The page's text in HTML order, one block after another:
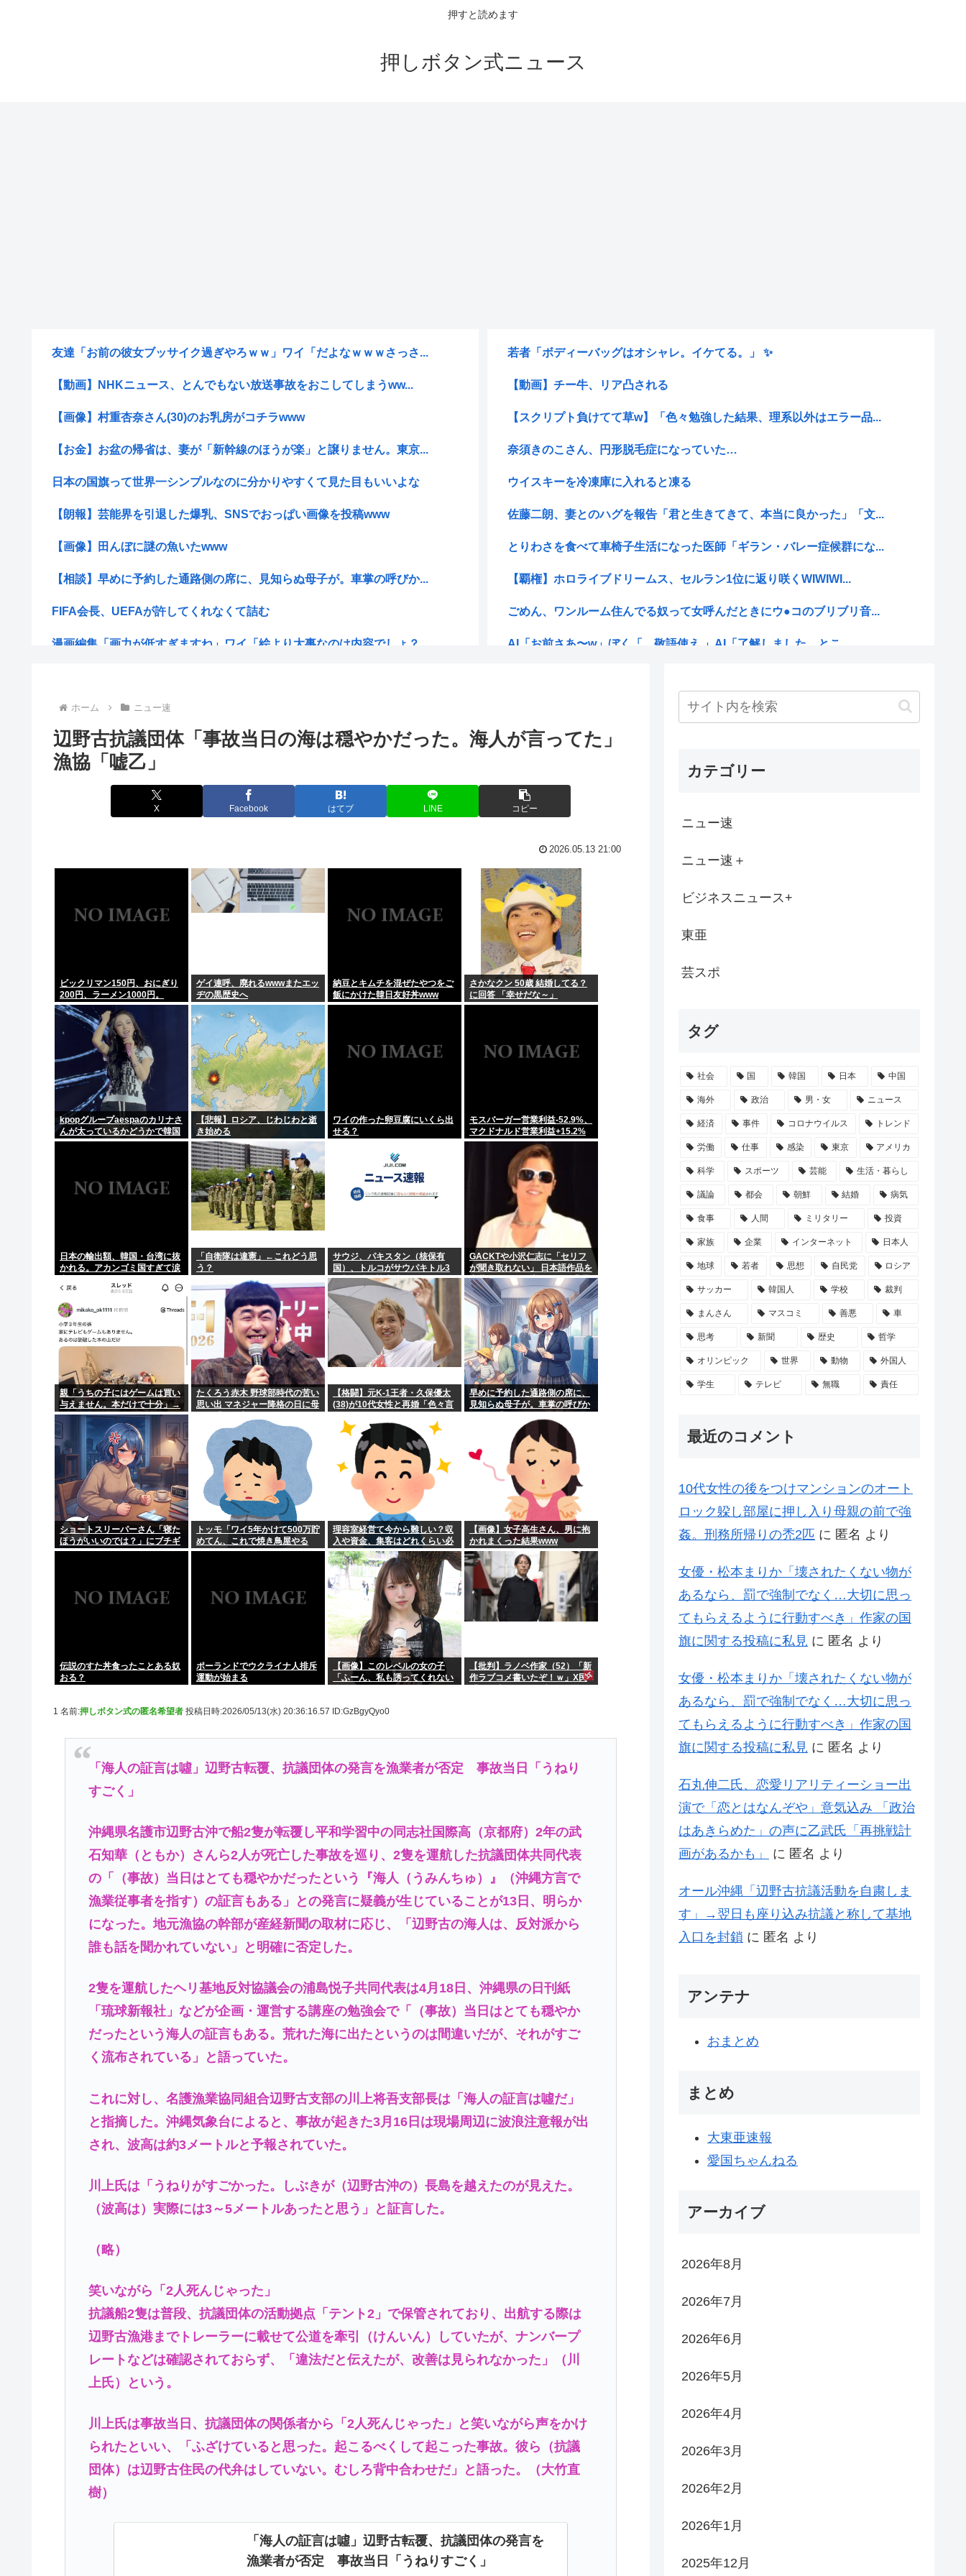
押すと読めます
押しボタン式ニュース
友達「お前の彼女ブッサイク過ぎやろｗｗ」ワイ「だよなｗｗｗさっさ...
【動画】NHKニュース、とんでもない放送事故をおこしてしまうww...
【画像】村重杏奈さん(30)のお乳房がコチラwww
【お金】お盆の帰省は、妻が「新幹線のほうが楽」と譲りません。東京...
日本の国旗って世界一シンプルなのに分かりやすくて見た目もいいよな
【朗報】芸能界を引退した爆乳、SNSでおっぱい画像を投稿www
【画像】田んぼに謎の魚いたwww
【相談】早めに予約した通路側の席に、見知らぬ母子が。車掌の呼びか...
FIFA会長、UEFAが許してくれなくて詰む
漫画編集「画力が低すぎますね」ワイ「絵より大事なのは内容でしょ？...
高市首相のあいさつはコピペ率85%…「広島への思い」石破前首相・...
【マムダニ派】米民主党予備選、ミシガン州で急進左派のイスラム教徒...
【三重県警】小学校講師の男を逮捕 18歳未満女児のわいせつ画像デ...
【朗報】転売ヤー死亡！国交省が土地取得規制強化へwww
6月の消費支出-3.3%で7か月連続マイナス 総務省「貯蓄に回っ...
中国人「中国アニメはすでに日本アニメを超えたのではないか」
戦後80年日本の老害「我々は被爆者！」←80年も健康被害何もなき...
【静岡市】「息子が痴漢された」住宅街の路上で帰宅途中の男子小学生...
ホロライブ「さくらみこ」ペンラ振る動作で体調崩す？ホロドリで画面...
【衝撃】エース級財務官僚が異例人事、ワイらが想像する以上に闇深そ...
若者「ボディーバッグはオシャレ。イケてる。」 ✨
【動画】チー牛、リア凸される
【スクリプト負けてて草w】「色々勉強した結果、理系以外はエラー品...
奈須きのこさん、円形脱毛症になっていた…
ウイスキーを冷凍庫に入れると凍る
佐藤二朗、妻とのハグを報告「君と生きてきて、本当に良かった」「文...
とりわさを食べて車椅子生活になった医師「ギラン・バレー症候群にな...
【覇権】ホロライブドリームス、セルラン1位に返り咲くWIWIWI...
ごめん、ワンルーム住んでる奴って女呼んだときにウ●コのブリブリ音...
AI「お前さあ〜w」ぼく「…敬語使え 」AI「了解しました。とこ...
交通系カードで改札通って改札内のショップ利用してまた改札出ようと...
松本人志が企画・プロデュース「ドキュメンタル」が米国で初制作決定...
佐藤二朗（さとじろ）、完全勝利www
ワイ、金無し、女無し、髪無し、身長無し、知能無し、友達無し、若さ...
なぜ、「日常系アニメ」は廃れたのか？
【ジャップ】女優の広瀬すず「私、麺と納豆が全然許せない。私、麺と...
100歩譲って「下着姿」ならまだわかるけど、「スカートを下から盗...
(´・ω・`)ほいほい村のお盆だほい
子供「ママー、誕生日までに隠し部屋作って」母親「わかった」
愛国者、値下げしない弁当屋にブチギレ
上野恩賜公園 ケンモメンは読めるの？
ホーム ニュー速
辺野古抗議団体「事故当日の海は穏やかだった。海人が言ってた」
漁協「嘘乙」
X Facebook はてブ LINE コピー
2026.05.13 21:00
ビックリマン150円、おにぎり
200円、ラーメン1000円。
ゲイ連呼、廃れるwwwまたエッ
ヂの黒歴史へ
納豆とキムチを混ぜたやつをご
飯にかけた韓日友好丼www
さかなクン 50歳 結婚してる？
に回答 「幸せだな～」
kpopグループaespaのカリナさ
んが太っているかどうかで韓国
SNSが大論争に…！！！
【悲報】ロシア、じわじわと逝
き始める
ワイの作った卵豆腐にいくら出
せる？
モスバーガー営業利益-52.9%、
マクドナルド営業利益+15.2%
日本の輸出額、韓国・台湾に抜
かれる。アカンゴミ国すぎて涙
「自衛隊は違憲」←これどう思
う？
サウジ、パキスタン（核保有
国）、トルコがサウパキトル3
国相互防衛協定締結
GACKTや小沢仁志に「セリフ
が聞き取れない」 日本語作品を
字幕で見る人が増えている背景
親「うちの子にはゲームは買い
与えません。本だけで十分」→
結果
たくろう赤木 野球部時代の苦い
思い出 マネジャー降格の日に母
【格闘】元K-1王者・久保優太
(38)が10代女性と再婚「色々言
早めに予約した通路側の席に、
見知らぬ母子が。車掌の呼びか
居座られました。無理やり奪わ
れた席は、結局“やったもん勝
ち”になっ...
ショートスリーパーさん「寝た
ほうがいいのでは？」にブチギ
レ
トッモ「ワイ5年かけて500万貯
めてん、これで焼き鳥屋やる
わ」
理容室経営て今から難しい？収
入や資金、集客はどれくらい必
要？？
【画像】女子高生さん、男に抱
かれまくった結果www
伝説のすた丼食ったことある奴
おる？
ポーランドでウクライナ人排斥
運動が始まる
【画像】このレベルの女の子
「ふーん、私も誘ってくれない
【批判】ラノベ作家（52）「新
作ラブコメ書いたぞ！ｗ」X民
1 名前:押しボタン式の匿名希望者 投稿日時:2026/05/13(水) 20:36:16.57 ID:GzBgyQyo0
「海人の証言は噓」辺野古転覆、抗議団体の発言を漁業者が否定 事故当日「うねり
すごく」
沖縄県名護市辺野古沖で船2隻が転覆し平和学習中の同志社国際高（京都府）2年の武
石知華（ともか）さんら2人が死亡した事故を巡り、2隻を運航した抗議団体共同代表
の「（事故）当日はとても穏やかだったという『海人（うみんちゅ）』（沖縄方言で
漁業従事者を指す）の証言もある」との発言に疑義が生じていることが13日、明らか
になった。地元漁協の幹部が産経新聞の取材に応じ、「辺野古の海人は、反対派から
誰も話を聞かれていない」と明確に否定した。
2隻を運航したヘリ基地反対協議会の浦島悦子共同代表は4月18日、沖縄県の日刊紙
「琉球新報社」などが企画・運営する講座の勉強会で「（事故）当日はとても穏やか
だったという海人の証言もある。荒れた海に出たというのは間違いだが、それがすご
く流布されている」と語っていた。
これに対し、名護漁業協同組合辺野古支部の川上将吾支部長は「海人の証言は噓だ」
と指摘した。沖縄気象台によると、事故が起きた3月16日は現場周辺に波浪注意報が出
され、波高は約3メートルと予報されていた。
川上氏は「うねりがすごかった。しぶきが（辺野古沖の）長島を越えたのが見えた。
（波高は）実際には3～5メートルあったと思う」と証言した。
（略）
笑いながら「2人死んじゃった」
抗議船2隻は普段、抗議団体の活動拠点「テント2」で保管されており、出航する際は
辺野古漁港までトレーラーに載せて公道を牽引（けんいん）していたが、ナンバープ
レートなどは確認されておらず、「違法だと伝えたが、改善は見られなかった」（川
上氏）という。
川上氏は事故当日、抗議団体の関係者から「2人死んじゃった」と笑いながら声をかけ
られたといい、「ふざけていると思った。起こるべくして起こった事故。彼ら（抗議
団体）は辺野古住民の代弁はしていない。むしろ背中合わせだ」と語った。（大竹直
樹）
「海人の証言は噓」辺野古転覆、抗議団体の発言を
漁業者が否定 事故当日「うねりすごく」
カテゴリー
ニュー速
ニュー速＋
ビジネスニュース+
東亜
芸スポ
タグ
社会 国 韓国 日本 中国
海外 政治 男・女 ニュース
経済 事件 コロナウイルス トレンド
労働 仕事 感染 東京 アメリカ
科学 スポーツ 芸能 生活・暮らし
議論 都会 朝鮮 結婚 病気
食事 人間 ミリタリー 投資
家族 企業 インターネット 日本人
地球 若者 思想 自民党 ロシア
サッカー 韓国人 学校 裁判
まんさん マスコミ 善悪 車
思考 新聞 歴史 哲学
オリンピック 世界 動物 外国人
学生 テレビ 無職 責任
最近のコメント
10代女性の後をつけマンションのオート
ロック躱し部屋に押し入り母親の前で強
姦。刑務所帰りの禿2匹 に 匿名 より
女優・松本まりか「壊されたくない物が
あるなら、罰で強制でなく…大切に思っ
てもらえるように行動すべき」作家の国
旗に関する投稿に私見 に 匿名 より
女優・松本まりか「壊されたくない物が
あるなら、罰で強制でなく…大切に思っ
てもらえるように行動すべき」作家の国
旗に関する投稿に私見 に 匿名 より
石丸伸二氏、恋愛リアリティーショー出
演で「恋とはなんぞや」意気込み 「政治
はあきらめた」の声に乙武氏「再挑戦計
画があるかも」
に 匿名 より
オール沖縄「辺野古抗議活動を自粛しま
す」→翌日も座り込み抗議と称して基地
入口を封鎖 に 匿名 より
アンテナ
おまとめ
まとめ
大東亜速報
愛国ちゃんねる
アーカイブ
2026年8月
2026年7月
2026年6月
2026年5月
2026年4月
2026年3月
2026年2月
2026年1月
2025年12月